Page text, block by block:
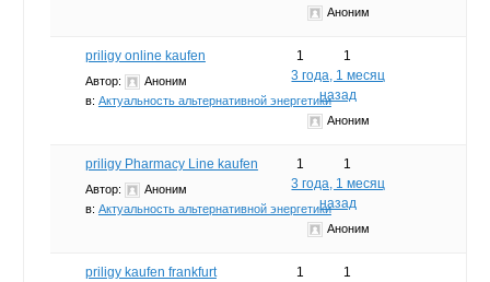
Аноним
priligy online kaufen
Автор:
Аноним
в: Актуальность альтернативной энергетики
1
1
3 года, 1 месяц
назад
Аноним
priligy Pharmacy Line kaufen
Автор:
Аноним
в: Актуальность альтернативной энергетики
1
1
3 года, 1 месяц
назад
Аноним
priligy kaufen frankfurt 1
1